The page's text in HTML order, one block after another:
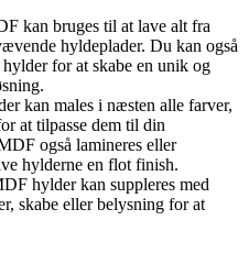
kan bruges til at lave alt fra
hyldeplader. Du kan også
for at skabe en unik og
kan males i næsten alle farver,
at tilpasse dem til din
også lamineres eller
hylderne en flot finish.
hylder kan suppleres med
skabe eller belysning for at